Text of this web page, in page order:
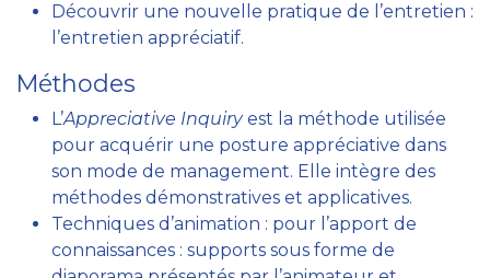
Découvrir une nouvelle pratique de l’entretien :
l’entretien appréciatif.
Méthodes
L’Appreciative Inquiryest la méthode utilisée
pour acquérir une posture appréciative dans
son mode de management. Elle intègre des
méthodes démonstratives et applicatives.
Techniques d’animation : pour l’apport de
connaissances : supports sous forme de